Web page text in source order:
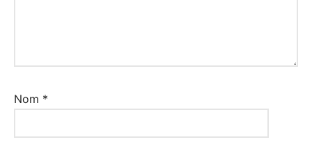
Nom *